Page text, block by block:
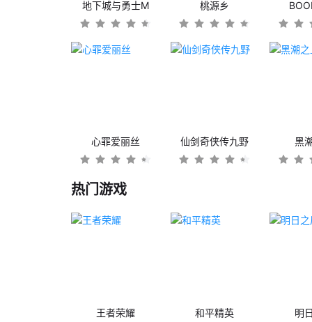
地下城与勇士M 桃源乡
心罪爱丽丝 仙剑奇侠传九野 黑
热门游戏
王者荣耀 和平精英 明